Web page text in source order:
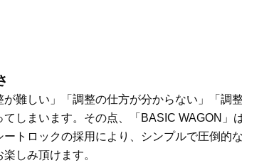
難しい」「調整の仕方が分からない」「調整が面
しまいます。その点、「BASIC WAGON」は定評あ
トロックの採用により、シンプルで圧倒的な使いや
しみ頂けます。